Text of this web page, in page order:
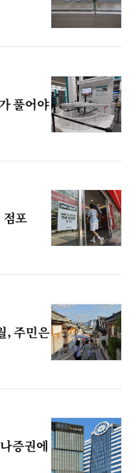
풀어야
점포
, 주민은
증권에